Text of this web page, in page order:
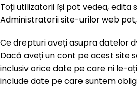
Toți utilizatorii își pot vedea,
Administratorii site-urilor web
Ce drepturi aveți asupra datelor
Dacă aveți un cont pe acest site
inclusiv orice date pe care ni le-
include date pe care suntem